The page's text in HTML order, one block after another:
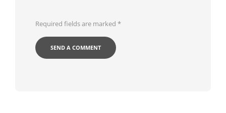
Required fields are marked *